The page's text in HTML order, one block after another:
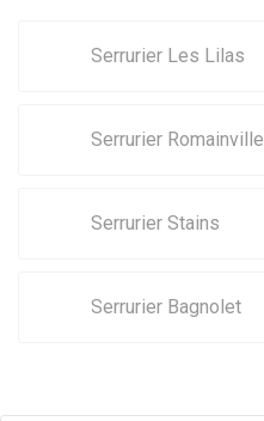
Serrurier Les Lilas
Serrurier Romainville
Serrurier Stains
Serrurier Bagnolet